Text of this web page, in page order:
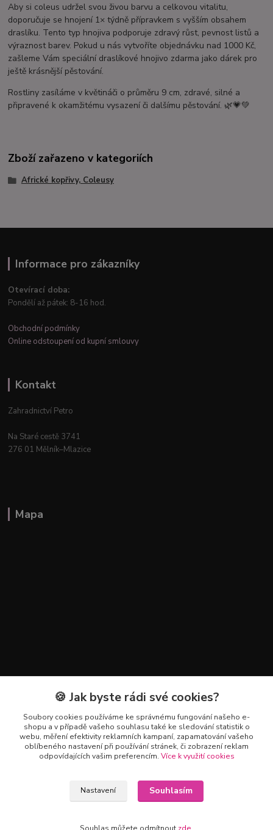
Aby si coleus udržel svou živou barvu a celkovou vitalitu,
doporučuje se hnojení 1× týdně přípravkem s vyšším obsahem
draslíku. Tento typ hnojiva podporuje zdravý růst, pevnost listů a
výraznost barev. Pokud u nás vytvoříte objednávku nad 1000 Kč,
zašleme Vám speciální draslíkové hnojivo zdarma jako dárek pro
ještě krásnější pěstování.
Rostliny zasíláme v květináči o průměru 9 cm, zdravé, silné a
připravené k okamžitému vysazení či dalšímu pěstování. 🌿💗💚
Zboží zařazeno v kategoriích
Africké kopřivy, Coleusy
Informace pro zákazníky
Otevírací doba:
Pondělí až pátek: 8-16 hod.
Obchodní podmínky
Online odstoupení od kupní smlouvy
Kontakt
Zahradnictví Petro
Na Staré cestě 3741
276 01 Mělník–Mlazice
Mapa
Kontakty
+420 602 223 614
info@zahradnictvipetro.cz
🍪 Jak byste rádi své cookies?
Soubory cookies používáme ke správnému fungování našeho e-
shopu a v případě vašeho souhlasu také ke sledování statistik o
webu, měření efektivity reklamních kampaní, zapamatování vašeho
oblíbeného nastavení při používání stránek, či zobrazení reklam
odpovídajících vašim preferencím. Více k využití cookies
Nastavení Souhlasím